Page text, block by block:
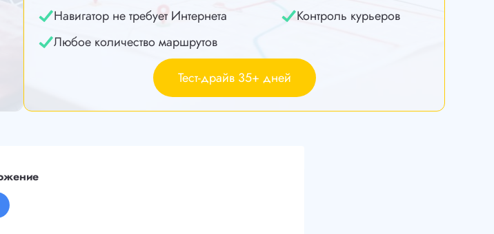
Навигатор не требует Интернета
Контроль курьеров
Любое количество маршрутов
Тест-драйв 35+ дней